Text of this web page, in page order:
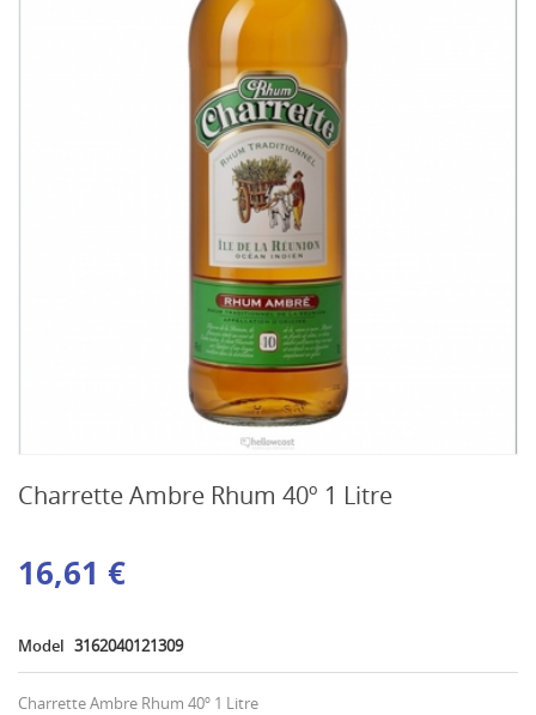
Charrette Ambre Rhum 40º 1 Litre
16,61 €
Model 3162040121309
Charrette Ambre Rhum 40º 1 Litre